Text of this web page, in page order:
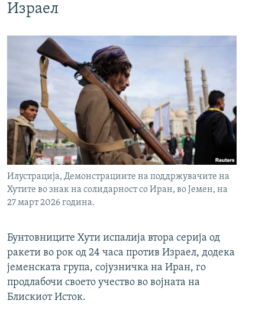
Израел
Илустрација, Демонстрациите на поддржувачите на
Хутите во знак на солидарност со Иран, во Јемен, на
27 март 2026 година.
Бунтовниците Хути испалија втора серија од
ракети во рок од 24 часа против Израел, додека
јеменската група, сојузничка на Иран, го
продлабочи своето учество во војната на
Блискиот Исток.